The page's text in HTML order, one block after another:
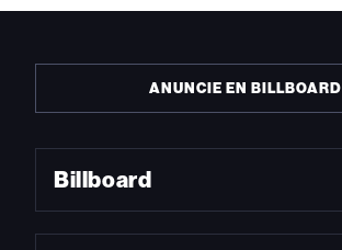
ANUNCIE EN BILLBOARD
Billboard